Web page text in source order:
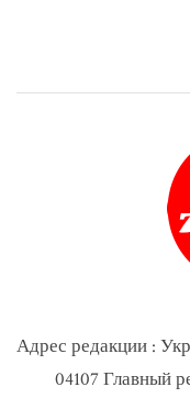
Адрес редакции :
04107 Главный